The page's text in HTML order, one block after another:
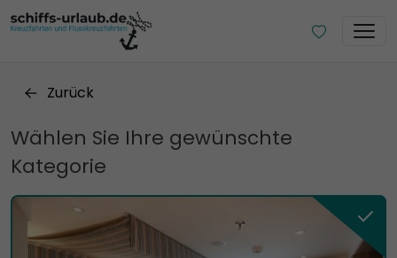
Zurück
Wählen Sie Ihre gewünschte
Kategorie